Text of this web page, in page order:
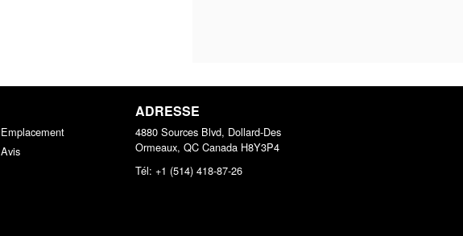
Emplacement
Avis
ADRESSE
4880 Sources Blvd, Dollard-Des
Ormeaux, QC Canada H8Y3P4
Tél: +1 (514) 418-87-26